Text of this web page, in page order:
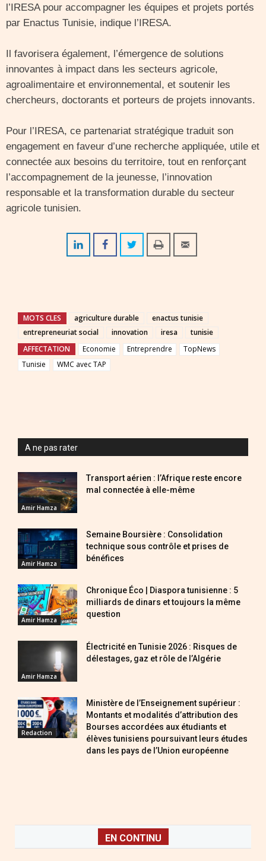
l’IRESA pour accompagner les équipes et projets portés
par Enactus Tunisie, indique l’IRESA.
Il favorisera également, l’émergence de solutions
innovantes à impact dans les secteurs agricole,
agroalimentaire et environnemental, et soutenir les
chercheurs, doctorants et porteurs de projets innovants.
Pour l’IRESA, ce partenariat stratégique traduit son
engagement en faveur d’une recherche appliquée, utile et
connectée aux besoins du territoire, tout en renforçant
l’accompagnement de la jeunesse, l’innovation
responsable et la transformation durable du secteur
agricole tunisien.
MOTS CLES agriculture durable
enactus tunisie
entrepreneuriat social
innovation iresa
tunisie
AFFECTATION
Economie Entreprendre
TopNews
Tunisie
WMC avec TAP
A ne pas rater
Amir Hamza
Transport aérien : l’Afrique reste encore
mal connectée à elle-même
Amir Hamza
Semaine Boursière : Consolidation
technique sous contrôle et prises de
bénéfices
Amir Hamza
Chronique Éco | Diaspora tunisienne : 5
milliards de dinars et toujours la même
question
Amir Hamza
Électricité en Tunisie 2026 : Risques de
délestages, gaz et rôle de l’Algérie
Redaction
Ministère de l’Enseignement supérieur :
Montants et modalités d’attribution des
Bourses accordées aux étudiants et
élèves tunisiens poursuivant leurs études
dans les pays de l’Union européenne
EN CONTINU